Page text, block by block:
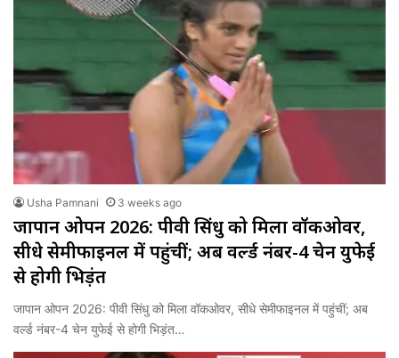
Usha Pamnani 3 weeks ago
जापान ओपन 2026: पीवी सिंधु को मिला वॉकओवर,
सीधे सेमीफाइनल में पहुंचीं; अब वर्ल्ड नंबर-4 चेन युफेई
से होगी भिड़ंत
जापान ओपन 2026: पीवी सिंधु को मिला वॉकओवर, सीधे सेमीफाइनल में पहुंचीं; अब
वर्ल्ड नंबर-4 चेन युफेई से होगी भिड़ंत…